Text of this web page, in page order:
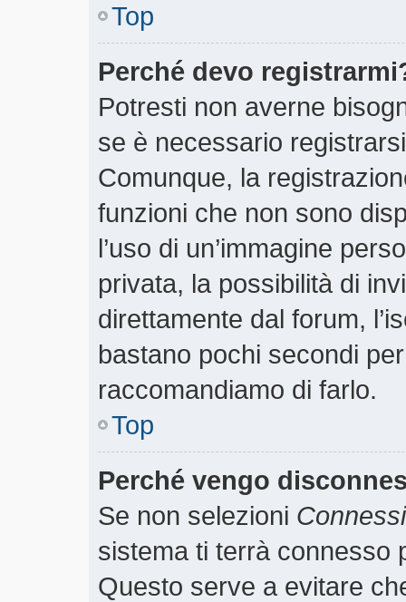
Top
Perché devo
Potresti non averne
se è necessario
Comunque, la
funzioni che non sono
l’uso di un’immagine
privata, la possibilità di
direttamente dal forum,
bastano pochi secondi
raccomandiamo di farlo.
Top
Perché vengo
Se non selezioni
sistema ti terrà connesso
Questo serve a evitare